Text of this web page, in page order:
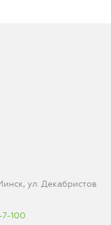
ул. Декабристов
7-100